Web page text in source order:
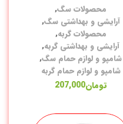
محصولات سگ,
آرایشی و بهداشتی سگ,
محصولات گربه,
آرایشی و بهداشتی گربه,
شامپو و لوازم حمام سگ,
شامپو و لوازم حمام گربه
تومان207,000